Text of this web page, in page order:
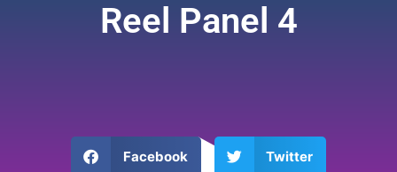
Reel Panel 4
Facebook Twitter